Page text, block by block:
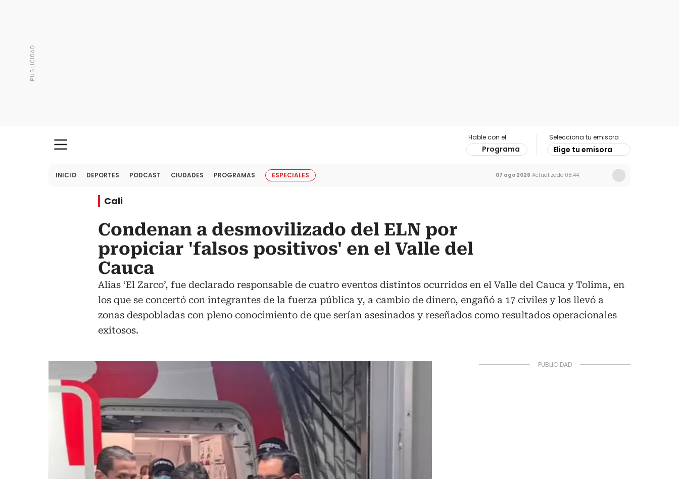
Hable con el
Programa
Selecciona tu emisora
Elige tu emisora
INICIO DEPORTES PODCAST CIUDADES PROGRAMAS ESPECIALES 07 ago 2026 Actualizado 08:44
Cali
Condenan a desmovilizado del ELN por
propiciar 'falsos positivos' en el Valle del
Cauca
Alias ‘El Zarco’, fue declarado responsable de cuatro eventos distintos ocurridos en el Valle del Cauca y Tolima, en
los que se concertó con integrantes de la fuerza pública y, a cambio de dinero, engañó a 17 civiles y los llevó a
zonas despobladas con pleno conocimiento de que serían asesinados y reseñados como resultados operacionales
exitosos.